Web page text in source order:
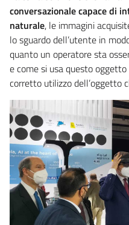
conversazionale capace di
naturale, le immagini
lo sguardo dell’utente in
quanto un operatore sta
e come si usa questo
corretto utilizzo dell’oggetto